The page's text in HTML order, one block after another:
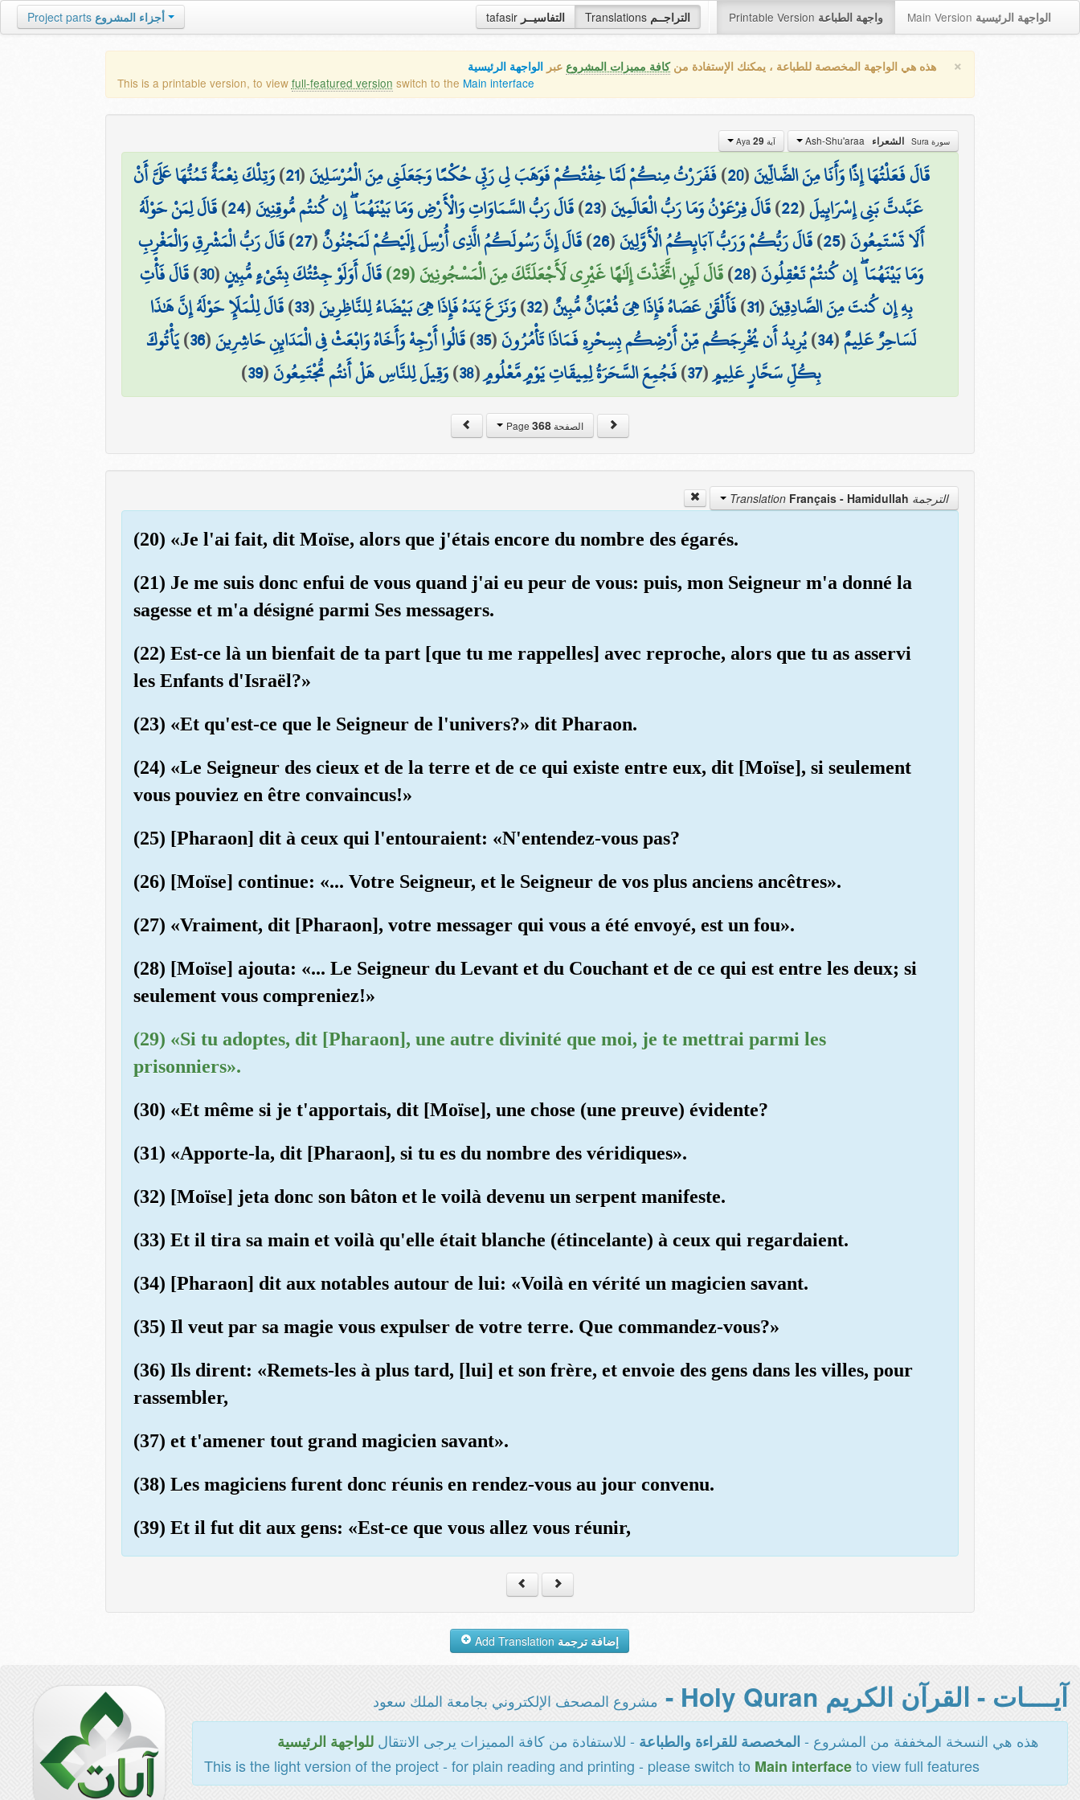
tafasir التفاسيــر Translations التراجــم Printable Version واجهة الطباعة Main Version الواجهة الرئيسية Project parts أجزاء المشروع
× هذه هي الواجهة المخصصة للطباعة ، يمكنك الإستفادة منكافة مميزات المشروع عبر الواجهة الرئيسية
This is a printable version, to view full-featured version switch to the Main interface
سورة Sura الشعراء آية Aya 29
قَالَ فَعَلْتُهَا إِذًا وَأَنَا مِنَ الضَّالِّينَ(
20
)فَفَرَرْتُ مِنكُمْ لَمَّا خِفْتُكُمْ فَوَهَبَ لِي رَبِّي حُكْمًا وَجَعَلَنِي مِنَ الْمُرْسَلِينَ(
21
)وَتِلْكَ نِعْمَةٌ تَمُنُّهَا عَلَيَّ أَنْ
عَبَّدتَّ بَنِي إِسْرَائِيلَ(
22
)قَالَ فِرْعَوْنُ وَمَا رَبُّ الْعَالَمِينَ(
23
)قَالَ رَبُّ السَّمَاوَاتِ وَالْأَرْضِ وَمَا بَيْنَهُمَا ۖ إِن كُنتُم مُّوقِنِينَ(
24
)قَالَ لِمَنْ حَوْلَهُ
أَلَا تَسْتَمِعُونَ(
25
)قَالَ رَبُّكُمْ وَرَبُّ آبَائِكُمُ الْأَوَّلِينَ(
26
)قَالَ إِنَّ رَسُولَكُمُ الَّذِي أُرْسِلَ إِلَيْكُمْ لَمَجْنُونٌ(
27
)قَالَ رَبُّ الْمَشْرِقِ وَالْمَغْرِبِ
وَمَا بَيْنَهُمَا ۖ إِن كُنتُمْ تَعْقِلُونَ(
28
)قَالَ لَئِنِ اتَّخَذْتَ إِلَٰهًا غَيْرِي لَأَجْعَلَنَّكَ مِنَ الْمَسْجُونِينَ (29) قَالَ أَوَلَوْ جِئْتُكَ بِشَيْءٍ مُّبِينٍ(
30
)قَالَ فَأْتِ
بِهِ إِن كُنتَ مِنَ الصَّادِقِينَ(
31
)فَأَلْقَىٰ عَصَاهُ فَإِذَا هِيَ ثُعْبَانٌ مُّبِينٌ(
32
)وَنَزَعَ يَدَهُ فَإِذَا هِيَ بَيْضَاءُ لِلنَّاظِرِينَ(
33
)قَالَ لِلْمَلَإِ حَوْلَهُ إِنَّ هَٰذَا
لَسَاحِرٌ عَلِيمٌ(
34
)يُرِيدُ أَن يُخْرِجَكُم مِّنْ أَرْضِكُم بِسِحْرِهِ فَمَاذَا تَأْمُرُونَ(
35
)قَالُوا أَرْجِهْ وَأَخَاهُ وَابْعَثْ فِي الْمَدَائِنِ حَاشِرِينَ(
36
)يَأْتُوكَ
بِكُلِّ سَحَّارٍ عَلِيمٍ(
37
)فَجُمِعَ السَّحَرَةُ لِمِيقَاتِ يَوْمٍ مَّعْلُومٍ(
38
)وَقِيلَ لِلنَّاسِ هَلْ أَنتُم مُّجْتَمِعُونَ(
39
)
الصفحة Page368
الترجمة Translation Français - Hamidullah
(20) «Je l'ai fait, dit Moïse, alors que j'étais encore du nombre des égarés.
(21) Je me suis donc enfui de vous quand j'ai eu peur de vous: puis, mon Seigneur m'a donné la
sagesse et m'a désigné parmi Ses messagers.
(22) Est-ce là un bienfait de ta part [que tu me rappelles] avec reproche, alors que tu as asservi
les Enfants d'Israël?»
(23) «Et qu'est-ce que le Seigneur de l'univers?» dit Pharaon.
(24) «Le Seigneur des cieux et de la terre et de ce qui existe entre eux, dit [Moïse], si seulement
vous pouviez en être convaincus!»
(25) [Pharaon] dit à ceux qui l'entouraient: «N'entendez-vous pas?
(26) [Moïse] continue: «... Votre Seigneur, et le Seigneur de vos plus anciens ancêtres».
(27) «Vraiment, dit [Pharaon], votre messager qui vous a été envoyé, est un fou».
(28) [Moïse] ajouta: «... Le Seigneur du Levant et du Couchant et de ce qui est entre les deux; si
seulement vous compreniez!»
(29) «Si tu adoptes, dit [Pharaon], une autre divinité que moi, je te mettrai parmi les
prisonniers».
(30) «Et même si je t'apportais, dit [Moïse], une chose (une preuve) évidente?
(31) «Apporte-la, dit [Pharaon], si tu es du nombre des véridiques».
(32) [Moïse] jeta donc son bâton et le voilà devenu un serpent manifeste.
(33) Et il tira sa main et voilà qu'elle était blanche (étincelante) à ceux qui regardaient.
(34) [Pharaon] dit aux notables autour de lui: «Voilà en vérité un magicien savant.
(35) Il veut par sa magie vous expulser de votre terre. Que commandez-vous?»
(36) Ils dirent: «Remets-les à plus tard, [lui] et son frère, et envoie des gens dans les villes, pour
rassembler,
(37) et t'amener tout grand magicien savant».
(38) Les magiciens furent donc réunis en rendez-vous au jour convenu.
(39) Et il fut dit aux gens: «Est-ce que vous allez vous réunir,
إضافة ترجمة
آيــــات - القرآن الكريم Holy Quran - مشروع المصحف الإلكتروني بجامعة الملك سعود
هذه هي النسخة المخففة من المشروع - المخصصة للقراءة والطباعة - للاستفادة من كافة المميزات يرجى الانتقالللواجهة الرئيسية
This is the light version of the project - for plain reading and printing - please switch to Main interfaceto view full features